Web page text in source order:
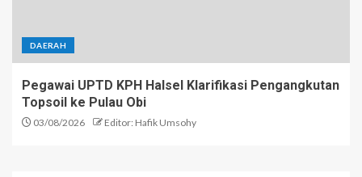
DAERAH
Pegawai UPTD KPH Halsel Klarifikasi Pengangkutan
Topsoil ke Pulau Obi
03/08/2026 Editor: Hafik Umsohy